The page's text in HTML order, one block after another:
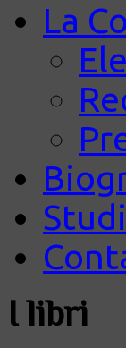
La
I libri